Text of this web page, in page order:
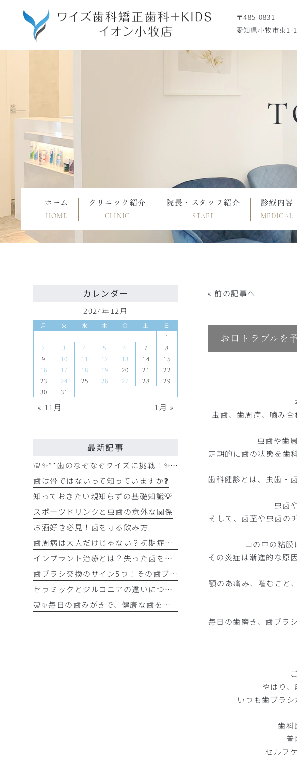
〒485-0831
愛知県小牧市東1-
ホーム
HOME
クリニック紹介
CLINIC
院長・スタッフ紹介
STAFF
診療内容
MEDICAL
« 前の記事へ
お口トラブルを
虫歯、歯周病、嚙み
虫歯や歯
定期的に歯の状態を歯
歯科健診とは、虫歯・
虫歯
そして、歯茎や虫歯の
口の中の粘
その炎症は漸進的な原
顎のあ痛み、嚙むこと
毎日の歯磨き、歯ブラ
やはり
いつも歯ブラ
歯科
普
セルフ
カレンダー
2024年12月
月 火 水 木 金 土 日
1
2
3 4 5 6 7
8
9
10 11 12 13 14
15
16
17 18 19 20 21
22
23
24 25 26 27 28
29
30
31
« 11月 1月 »
最新記事
🦷✨**歯のなぞなぞクイズに挑戦！✨🪥
歯は骨ではないって知っていますか❓
知っておきたい親知らずの基礎知識💡
スポーツドリンクと虫歯の意外な関係
お酒好き必見！歯を守る飲み方
歯周病は大人だけじゃない？初期症状をチェック
インプラント治療とは？失った歯を補う選択肢を正しく知りましょう！！
歯ブラシ交換のサイン5つ！その歯ブラシ、まだ使っていませんか？🪥
セラミックとジルコニアの違いについて解説！！
🦷✨毎日の歯みがきで、健康な歯を守りましょう✨🪥